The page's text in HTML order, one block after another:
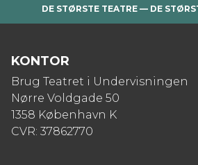
DE STØRSTE TEATRE — DE
KONTOR
Brug Teatret i Undervisningen
Nørre Voldgade 50
1358 København K
CVR: 37862770